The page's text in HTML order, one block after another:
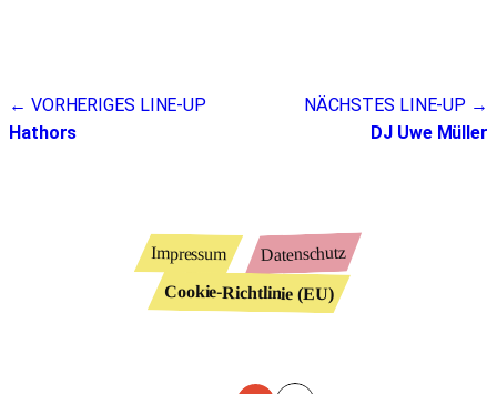
Beitragsnavigation
← VORHERIGES LINE-UP
Hathors
NÄCHSTES LINE-UP →
DJ Uwe Müller
Impressum Datenschutz
Cookie-Richtlinie (EU)